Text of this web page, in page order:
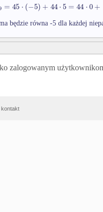
= 45 ⋅ (−5) + 44⋅5 = 44 ⋅0+
będzie równa -5 dla każdej
zalogowanym
kontakt